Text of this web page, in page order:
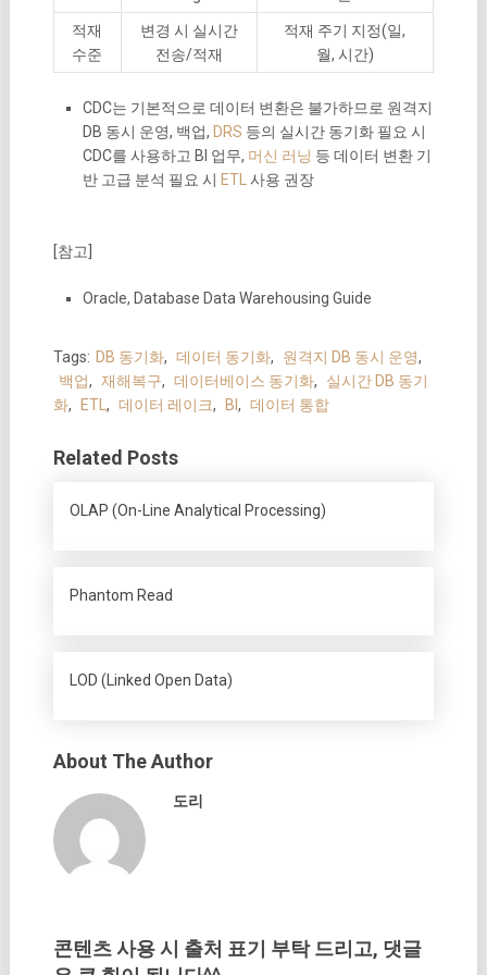
적재
수준
변경 시 실시간
전송/적재
적재 주기 지정(일,
월, 시간)
CDC는 기본적으로 데이터 변환은 불가하므로 원격지
DB 동시 운영, 백업, DRS 등의 실시간 동기화 필요 시
CDC를 사용하고 BI 업무, 머신 러닝 등 데이터 변환 기
반 고급 분석 필요 시 ETL 사용 권장
[참고]
Oracle, Database Data Warehousing Guide
Tags: DB 동기화, 데이터 동기화, 원격지 DB 동시 운영,
백업, 재해복구, 데이터베이스 동기화,
실시간 DB 동기
화, ETL , 데이터 레이크, BI , 데이터 통합
Related Posts
OLAP (On-Line Analytical Processing)
Phantom Read
LOD (Linked Open Data)
About The Author
도리
콘텐츠 사용 시 출처 표기 부탁 드리고, 댓글